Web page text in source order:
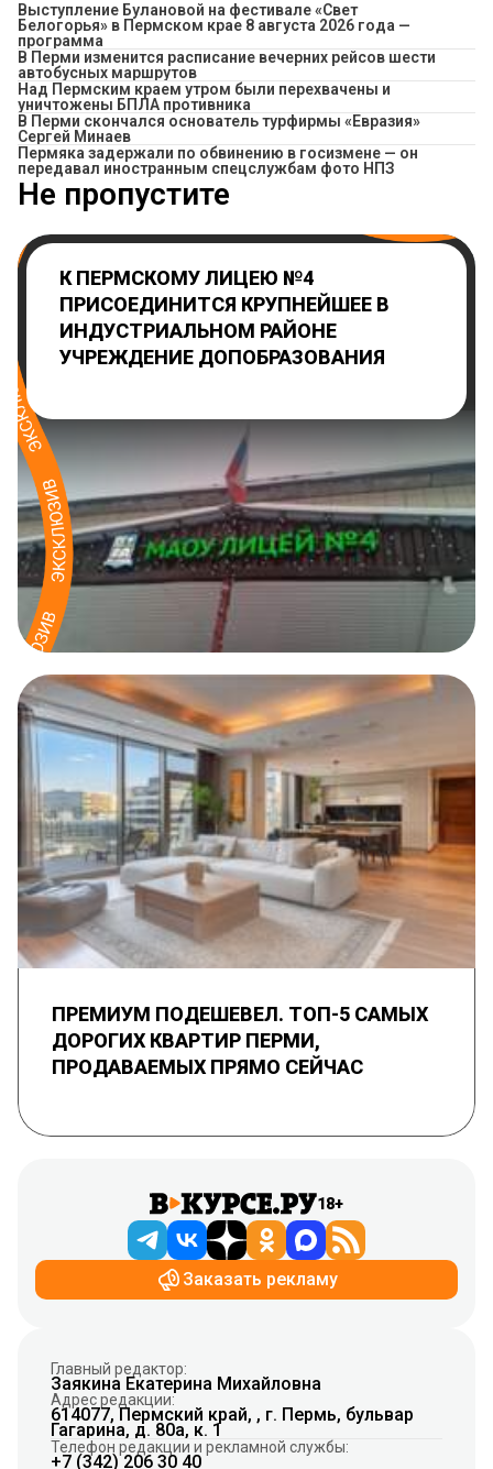
Выступление Булановой на фестивале «Свет
Белогорья» в Пермском крае 8 августа 2026 года —
программа
​В Перми изменится расписание вечерних рейсов шести
автобусных маршрутов
Над Пермским краем утром были перехвачены и
уничтожены БПЛА противника
В Перми скончался основатель турфирмы «Евразия»
Сергей Минаев
Пермяка задержали по обвинению в госизмене — он
передавал иностранным спецслужбам фото НПЗ
Не пропустите
К ПЕРМСКОМУ ЛИЦЕЮ №4
ПРИСОЕДИНИТСЯ КРУПНЕЙШЕЕ В
ИНДУСТРИАЛЬНОМ РАЙОНЕ
УЧРЕЖДЕНИЕ ДОПОБРАЗОВАНИЯ
ПРЕМИУМ ПОДЕШЕВЕЛ. ТОП-5 САМЫХ
ДОРОГИХ КВАРТИР ПЕРМИ,
ПРОДАВАЕМЫХ ПРЯМО СЕЙЧАС
18+
Заказать рекламу
Главный редактор:
Заякина Екатерина Михайловна
Адрес редакции:
614077, Пермский край, , г. Пермь, бульвар
Гагарина, д. 80а, к. 1
Телефон редакции и рекламной службы:
+7 (342) 206 30 40